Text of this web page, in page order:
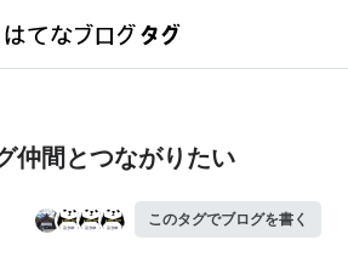
仲間とつながりたい
このタグでブログを書く